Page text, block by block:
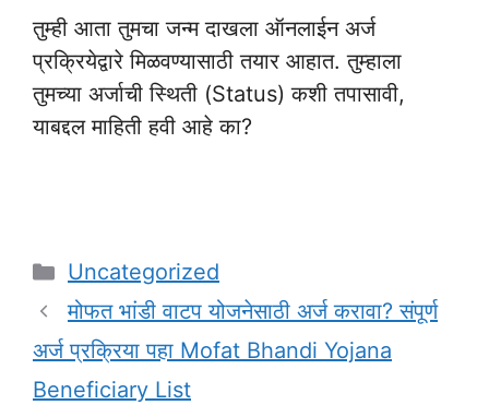
तुम्ही आता तुमचा जन्म दाखला ऑनलाईन अर्ज
प्रक्रियेद्वारे मिळवण्यासाठी तयार आहात. तुम्हाला
तुमच्या अर्जाची स्थिती (Status) कशी तपासावी,
याबद्दल माहिती हवी आहे का?
Categories
Uncategorized
मोफत भांडी वाटप योजनेसाठी अर्ज करावा? संपूर्ण
अर्ज प्रक्रिया पहा Mofat Bhandi Yojana
Beneficiary List